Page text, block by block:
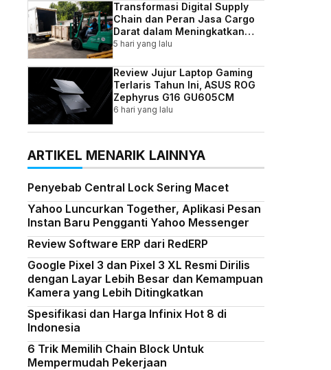
Transformasi Digital Supply
Chain dan Peran Jasa Cargo
Darat dalam Meningkatkan
Efisiensi Bisnis Indonesia
5 hari yang lalu
Review Jujur Laptop Gaming
Terlaris Tahun Ini, ASUS ROG
Zephyrus G16 GU605CM
6 hari yang lalu
ARTIKEL MENARIK LAINNYA
Penyebab Central Lock Sering Macet
Yahoo Luncurkan Together, Aplikasi Pesan
Instan Baru Pengganti Yahoo Messenger
Review Software ERP dari RedERP
Google Pixel 3 dan Pixel 3 XL Resmi Dirilis
dengan Layar Lebih Besar dan Kemampuan
Kamera yang Lebih Ditingkatkan
Spesifikasi dan Harga Infinix Hot 8 di
Indonesia
6 Trik Memilih Chain Block Untuk
Mempermudah Pekerjaan